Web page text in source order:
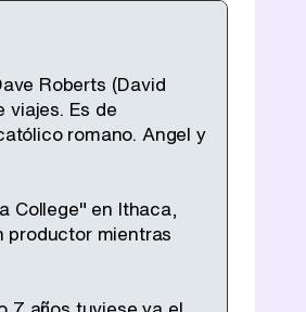
Roberts (David
viajes. Es de
romano. Angel y
College" en Ithaca,
productor mientras